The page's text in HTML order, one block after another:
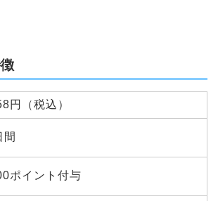
円（税込）
間
ポイント付与